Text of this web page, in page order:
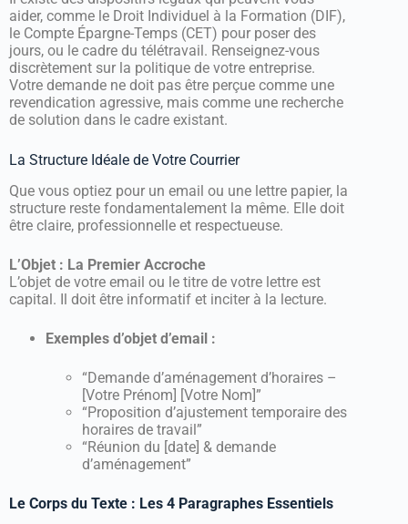
aider, comme le Droit Individuel à la Formation (DIF),
le Compte Épargne-Temps (CET) pour poser des
jours, ou le cadre du télétravail. Renseignez-vous
discrètement sur la politique de votre entreprise.
Votre demande ne doit pas être perçue comme une
revendication agressive, mais comme une recherche
de solution dans le cadre existant.
La Structure Idéale de Votre Courrier
Que vous optiez pour un email ou une lettre papier, la
structure reste fondamentalement la même. Elle doit
être claire, professionnelle et respectueuse.
L’Objet : La Premier Accroche
L’objet de votre email ou le titre de votre lettre est
capital. Il doit être informatif et inciter à la lecture.
Exemples d’objet d’email :
“Demande d’aménagement d’horaires –
[Votre Prénom] [Votre Nom]”
“Proposition d’ajustement temporaire des
horaires de travail”
“Réunion du [date] & demande
d’aménagement”
Le Corps du Texte : Les 4 Paragraphes Essentiels